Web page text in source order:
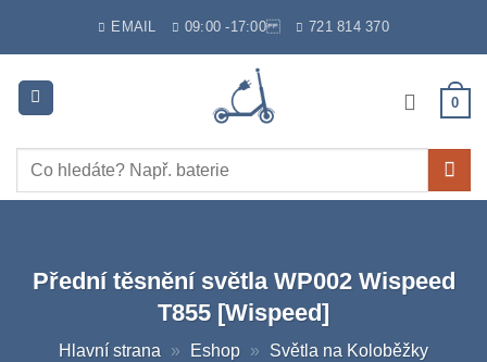
EMAIL 09:00 -17:00 721 814 370
0
Hledat:
Přední těsnění světla WP002 Wispeed
T855 [Wispeed]
Hlavní strana » Eshop » Světla na Koloběžky